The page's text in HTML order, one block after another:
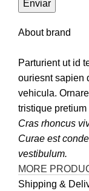
About brand
Parturient ut id
ouriesnt sapien
vehicula.
tristique pretium
Cras rhoncus
Curae est
vestibulum.
MORE
Shipping &